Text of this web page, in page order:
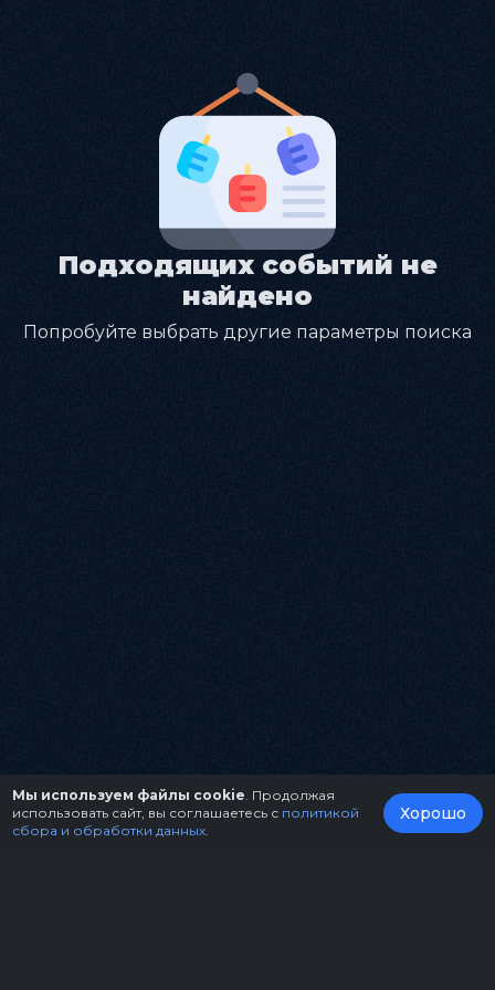
Подходящих событий не
найдено
Попробуйте выбрать другие параметры поиска
Мы используем файлы cookie . Продолжая
использовать сайт, вы соглашаетесь с политикой
сбора и обработки данных
Хорошо